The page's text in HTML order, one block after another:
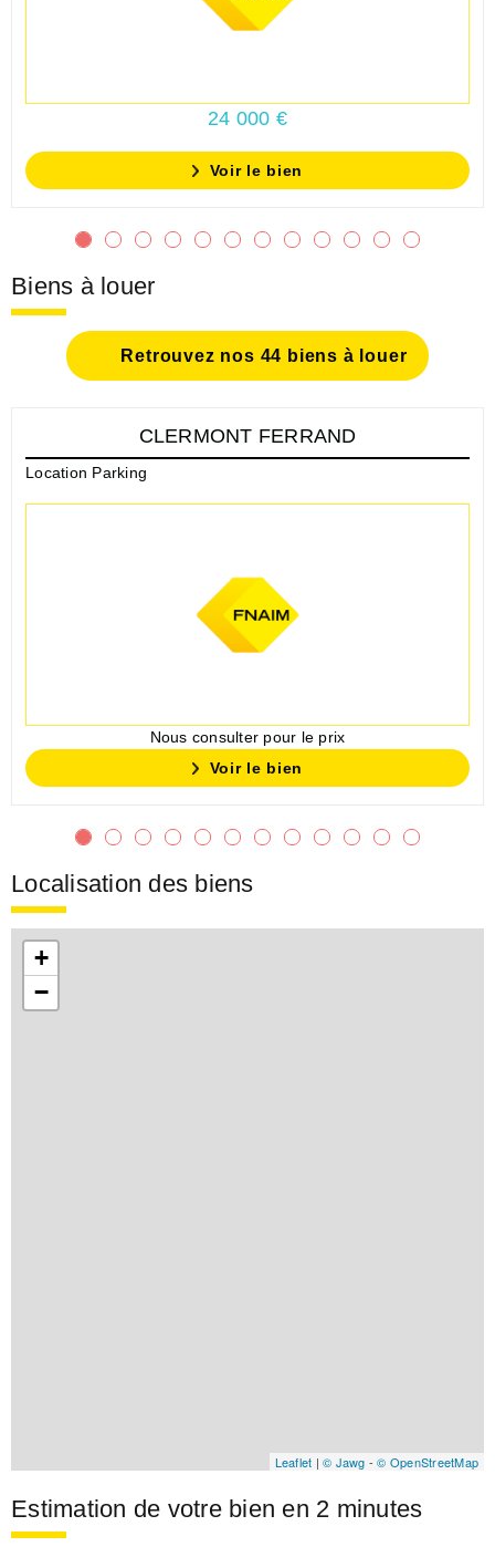
24 000 €
Voir le bien
Biens à louer
Retrouvez nos 44 biens à louer
CLERMONT FERRAND
Location Parking
Nous consulter pour le prix
Voir le bien
Localisation des biens
+
−
Leaflet | © Jawg -© OpenStreetMap
Estimation de votre bien en 2 minutes